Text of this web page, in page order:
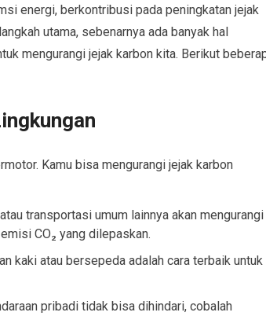
energi, berkontribusi pada peningkatan jejak
utama, sebenarnya ada banyak hal
mengurangi jejak karbon kita. Berikut
Kamu bisa mengurangi jejak karbon
transportasi umum lainnya akan mengurangi
CO₂ yang dilepaskan.
kaki atau bersepeda adalah cara terbaik untuk
pribadi tidak bisa dihindari, cobalah